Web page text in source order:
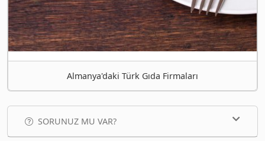
Almanya'daki Türk Gıda Firmaları
SORUNUZ MU VAR?